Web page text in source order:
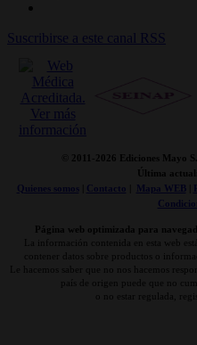
Suscribirse a este canal RSS
© 2011- 2026 Ediciones Mayo
Última
Quienes somos| Contacto Mapa WEB|
Página web optimizada para
La información contenida en esta web
contener datos sobre productos o
Le hacemos saber que no nos hacemos
país de origen puede que no
o no estar regulada,